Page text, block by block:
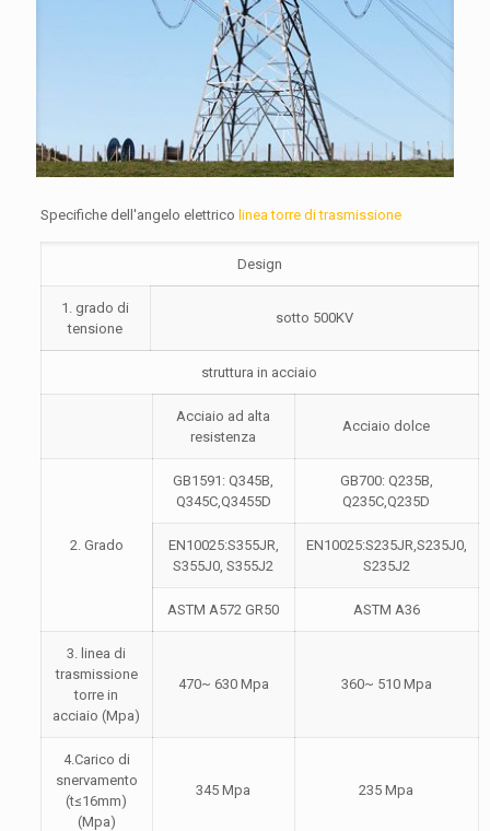
Specifiche dell'angelo elettrico linea torre di trasmissione
Design
1. grado di
tensione
sotto 500KV
struttura in acciaio
Acciaio ad alta
resistenza
Acciaio dolce
2. Grado
GB1591: Q345B,
Q345C,Q3455D
GB700: Q235B,
Q235C,Q235D
EN10025:S355JR,
S355J0, S355J2
EN10025:S235JR,S235J0,
S235J2
ASTM A572 GR50 ASTM A36
3. linea di
trasmissione
torre in
acciaio (Mpa)
470~ 630 Mpa 360~ 510 Mpa
4.Carico di
snervamento
(t≤16mm)
(Mpa)
345 Mpa 235 Mpa